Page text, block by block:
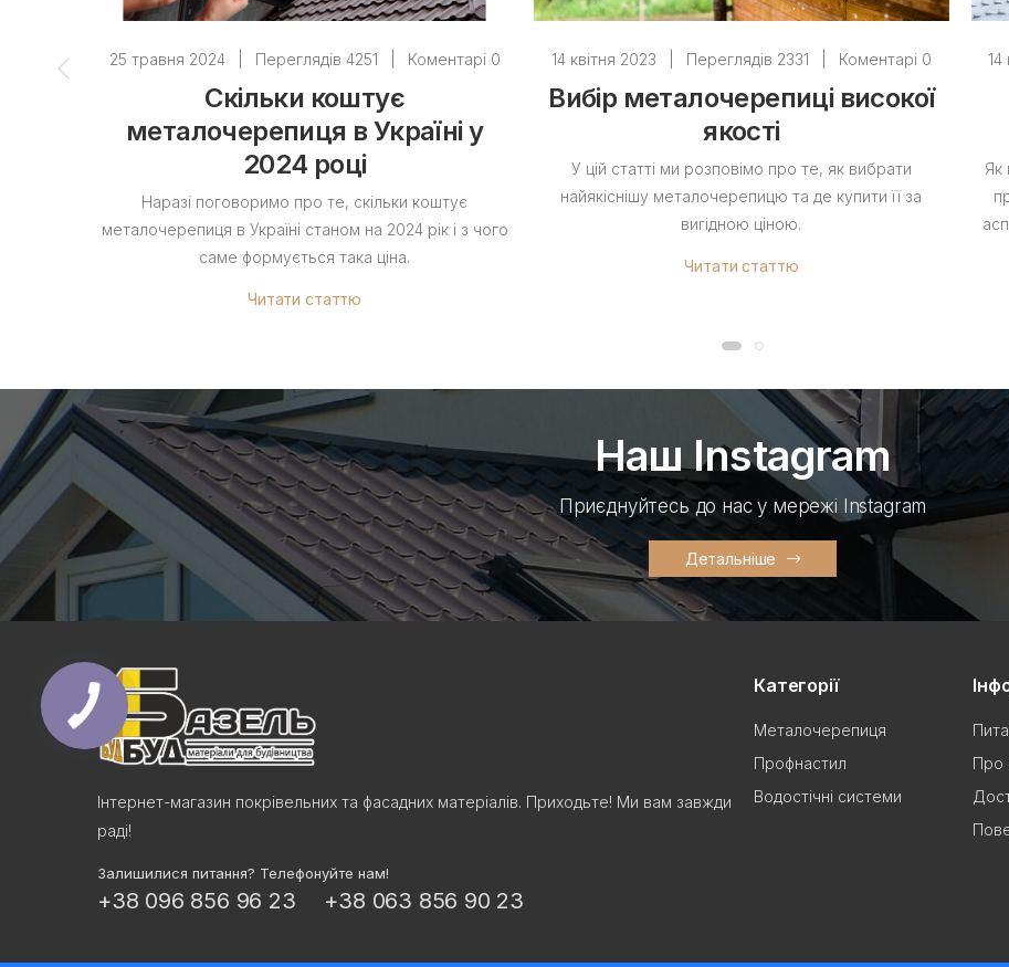
25 травня 2024 Переглядів 4251 Коментарі 0
Скільки коштує
металочерепиця в Україні у
2024 році
Наразі поговоримо про те, скільки коштує
металочерепиця в Україні станом на 2024 рік і з чого
саме формується така ціна.
Читати статтю
14 квітня 2023 Переглядів 2331 Коментарі 0
Вибір металочерепиці високої
якості
У цій статті ми розповімо про те, як вибрати
найякіснішу металочерепицю та де купити її за
вигідною ціною.
Читати статтю
14
Як
Наш Instagram
Приєднуйтесь до нас у мережі Instagram
Детальніше
Інтернет-магазин покрівельних та фасадних матеріалів. Приходьте! Ми вам завжди
раді!
Залишилися питання? Телефонуйте нам!
+38 096 856 96 23 +38 063 856 90 23
Категорії
Металочерепиця
Профнастил
Водостічні системи
Про